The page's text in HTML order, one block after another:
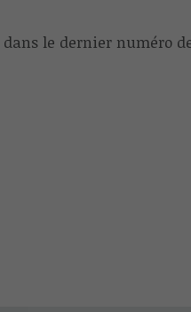
le dernier numéro